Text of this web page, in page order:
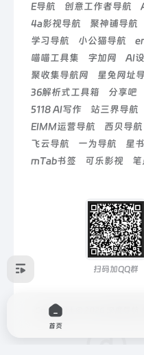
E导航
创意工作者导航
4a影视导航
聚神铺导航
学习导航
小公猫导航
喵喵工具集
字加网 AI
聚收集导航网
星兔网址
36解析式工具箱
分享吧
5118 AI写作
站三界导航
EIMM运营导航
西贝导航
飞云导航
一为导航 星
mTab书签
可乐影视 笔
扫码加QQ群
Copyright © 2026
首页